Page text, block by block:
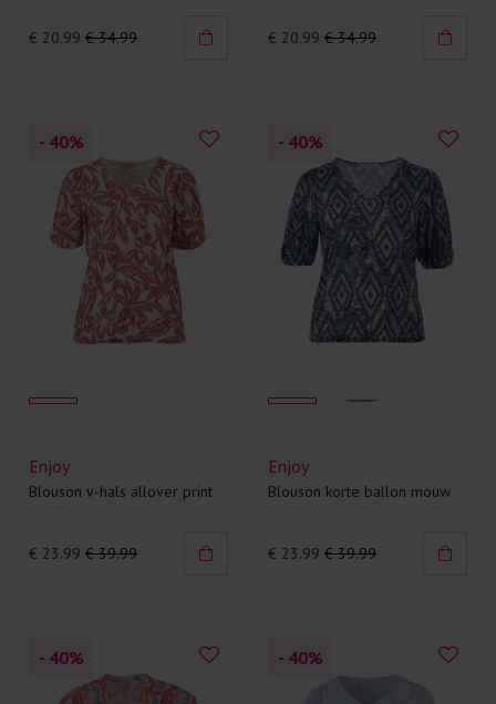
€ 20.99 € 34.99 € 20.99 € 34.99
- 40%
Enjoy
Blouson v-hals allover print
€ 23.99 € 39.99
- 40%
Enjoy
Blouson korte ballon mouw
€ 23.99 € 39.99
- 40% - 40%